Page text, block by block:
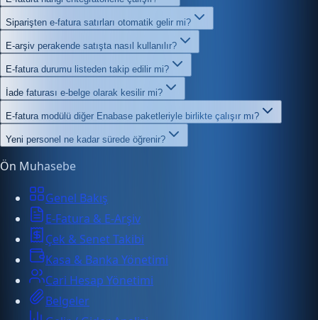
Siparişten e-fatura satırları otomatik gelir mi?
E-arşiv perakende satışta nasıl kullanılır?
E-fatura durumu listeden takip edilir mi?
İade faturası e-belge olarak kesilir mi?
E-fatura modülü diğer Enabase paketleriyle birlikte çalışır mı?
Yeni personel ne kadar sürede öğrenir?
Ön Muhasebe
Genel Bakış
E-Fatura & E-Arşiv
Çek & Senet Takibi
Kasa & Banka Yönetimi
Cari Hesap Yönetimi
Belgeler